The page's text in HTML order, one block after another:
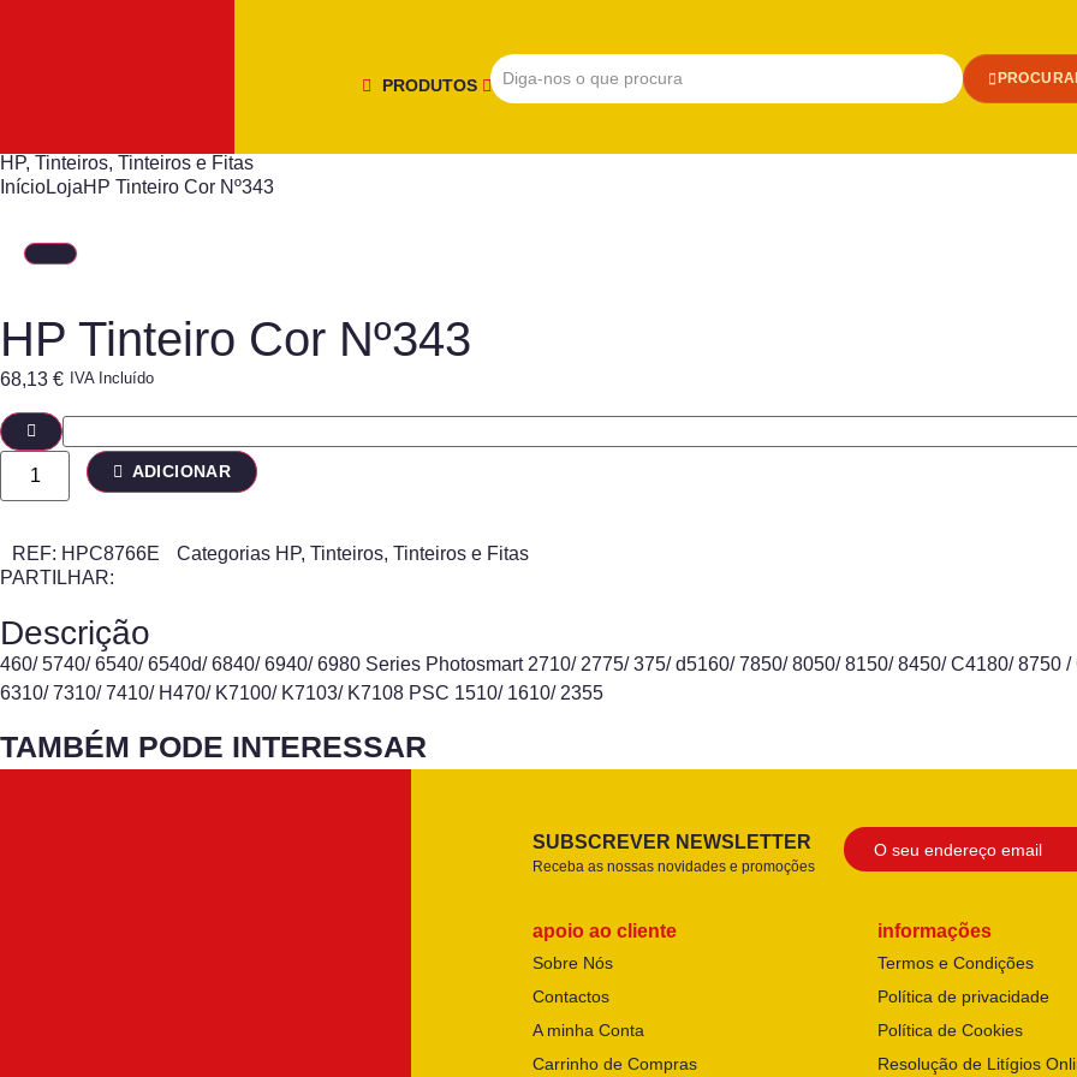
PRODUTOS
HP, Tinteiros, Tinteiros e Fitas
InícioLojaHP Tinteiro Cor Nº343
HP Tinteiro Cor Nº343
68,13 € IVA Incluído
ADICIONAR
REF: HPC8766E Categorias HP, Tinteiros, Tinteiros e Fitas
PARTILHAR:
Descrição
460/ 5740/ 6540/ 6540d/ 6840/ 6940/ 6980 Series Photosmart 2710/ 2775/ 375/ d5160/ 7850/ 8050/ 8150/ 8450/ C4180/
6310/ 7310/ 7410/ H470/ K7100/ K7103/ K7108 PSC 1510/ 1610/ 2355
TAMBÉM PODE INTERESSAR
SUBSCREVER NEWSLETTER
Receba as nossas novidades e promoções
apoio ao cliente
Sobre Nós
Contactos
A minha Conta
Carrinho de Compras
informações
Termos e Condições
Política de privacidade
Política de Cookies
Resolução de Litígios